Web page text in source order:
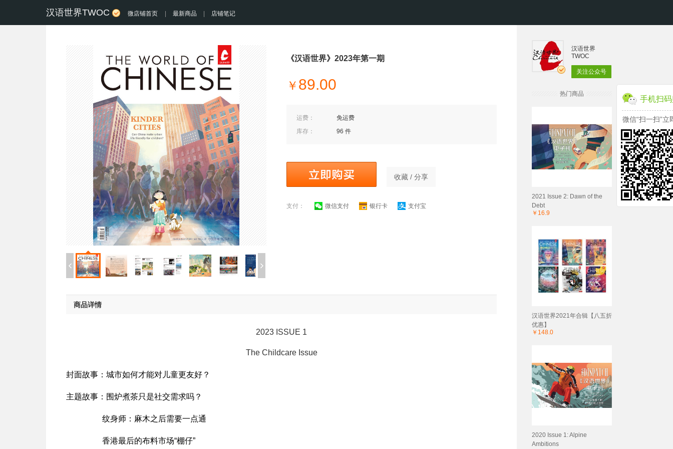
汉语世界TWOC 微店铺首页 最新商品 店铺笔记
《汉语世界》2023年第一期
￥ 89.00
运费：
免运费
库存：
96 件
收藏 / 分享
支付： 微信支付 银行卡 支付宝
商品详情
2023 ISSUE 1
The Childcare Issue
封面故事：城市如何才能对儿童更友好？
主题故事：围炉煮茶只是社交需求吗？
纹身师：麻木之后需要一点通
香港最后的布料市场“棚仔”
汉语世界
TWOC
关注公众号
热门商品
2021 Issue 2: Dawn of the
Debt
￥16.9
汉语世界2021年合辑【八五折
优惠】
￥148.0
2020 Issue 1: Alpine
Ambitions
手机扫
微信“扫一扫”立